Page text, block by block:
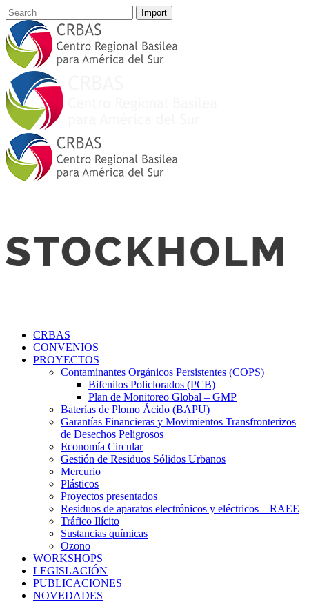
CRBAS
CONVENIOS
PROYECTOS
Contaminantes Orgánicos Persistentes (COPS)
Bifenilos Policlorados (PCB)
Plan de Monitoreo Global – GMP
Baterías de Plomo Ácido (BAPU)
Garantías Financieras y Movimientos Transfronterizos
de Desechos Peligrosos
Economía Circular
Gestión de Residuos Sólidos Urbanos
Mercurio
Plásticos
Proyectos presentados
Residuos de aparatos electrónicos y eléctricos – RAEE
Tráfico Ilícito
Sustancias químicas
Ozono
WORKSHOPS
LEGISLACIÓN
PUBLICACIONES
NOVEDADES